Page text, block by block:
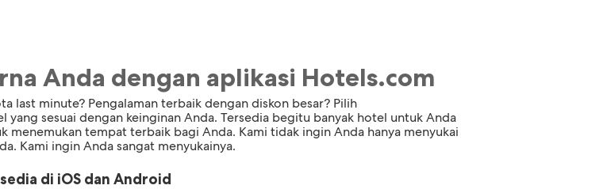
Anda dengan aplikasi Hotels.com
last minute? Pengalaman terbaik dengan diskon besar? Pilih
yang sesuai dengan keinginan Anda. Tersedia begitu banyak hotel untuk Anda
tempat terbaik bagi Anda. Kami tidak ingin Anda hanya menyukai
Kami ingin Anda sangat menyukainya.
di iOS dan Android